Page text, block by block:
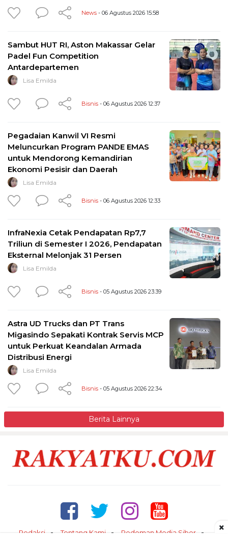
News - 06 Agustus 2026 15:58
Sambut HUT RI, Aston Makassar Gelar
Padel Fun Competition
Antardepartemen
Lisa Emilda
Bisnis - 06 Agustus 2026 12:37
Pegadaian Kanwil VI Resmi
Meluncurkan Program PANDE EMAS
untuk Mendorong Kemandirian
Ekonomi Pesisir dan Daerah
Lisa Emilda
Bisnis - 06 Agustus 2026 12:33
InfraNexia Cetak Pendapatan Rp7,7
Triliun di Semester I 2026, Pendapatan
Eksternal Melonjak 31 Persen
Lisa Emilda
Bisnis - 05 Agustus 2026 23:39
Astra UD Trucks dan PT Trans
Migasindo Sepakati Kontrak Servis MCP
untuk Perkuat Keandalan Armada
Distribusi Energi
Lisa Emilda
Bisnis - 05 Agustus 2026 22:34
Berita Lainnya
×